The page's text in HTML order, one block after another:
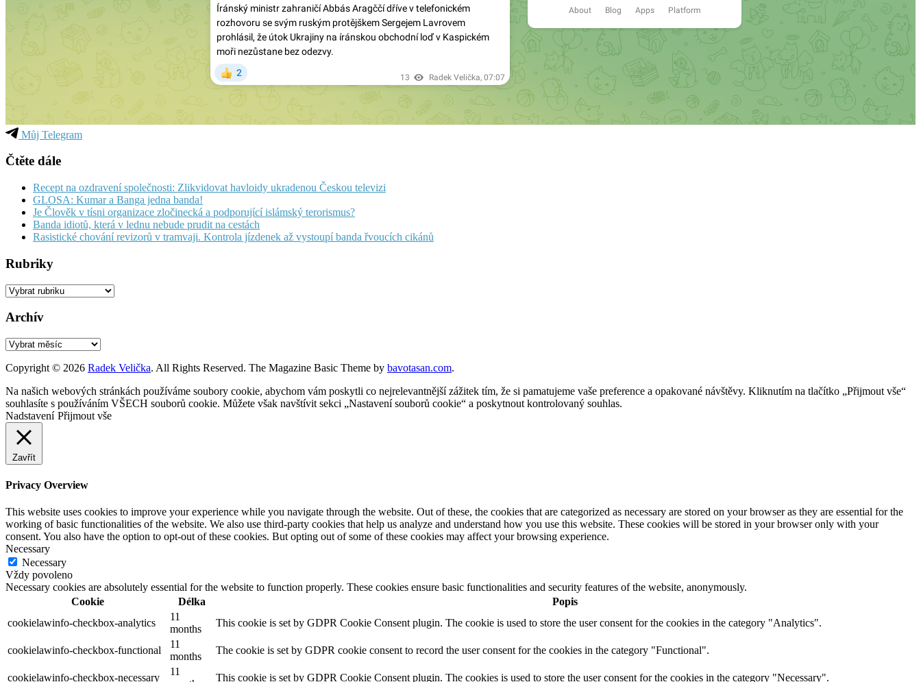
Můj Telegram
Čtěte dále
Recept na ozdravení společnosti: Zlikvidovat havloidy ukradenou Českou televizi
GLOSA: Kumar a Banga jedna banda!
Je Člověk v tísni organizace zločinecká a podporující islámský terorismus?
Banda idiotů, která v lednu nebude prudit na cestách
Rasistické chování revizorů v tramvaji. Kontrola jízdenek až vystoupí banda řvoucích cikánů
Rubriky
Rubriky
Archív
Archív
Copyright © 2026 Radek Velička. All Rights Reserved. The Magazine Basic Theme by bavotasan.com.
Na našich webových stránkách používáme soubory cookie, abychom vám poskytli co nejrelevantnější zážitek tím, že si pamatujeme vaše preference a opakované návštěvy. Kliknutím na tlačítko „Přijmout vše“
souhlasíte s používáním VŠECH souborů cookie. Můžete však navštívit sekci „Nastavení souborů cookie“ a poskytnout kontrolovaný souhlas.
Nadstavení Přijmout vše
Zavřít
Privacy Overview
This website uses cookies to improve your experience while you navigate through the website. Out of these, the cookies that are categorized as necessary are stored on your browser as they are essential for the
working of basic functionalities of the website. We also use third-party cookies that help us analyze and understand how you use this website. These cookies will be stored in your browser only with your
consent. You also have the option to opt-out of these cookies. But opting out of some of these cookies may affect your browsing experience.
Necessary
Necessary
Vždy povoleno
Necessary cookies are absolutely essential for the website to function properly. These cookies ensure basic functionalities and security features of the website, anonymously.
Cookie
Délka
Popis
cookielawinfo-checkbox-analytics
11
months
This cookie is set by GDPR Cookie Consent plugin. The cookie is used to store the user consent for the cookies in the category "Analytics".
cookielawinfo-checkbox-functional
11
months
The cookie is set by GDPR cookie consent to record the user consent for the cookies in the category "Functional".
cookielawinfo-checkbox-necessary
11
This cookie is set by GDPR Cookie Consent plugin. The cookies is used to store the user consent for the cookies in the category "Necessary".